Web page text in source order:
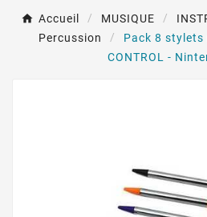
Accueil MUSIQUE
Percussion
Pack 8 stylets
CONTROL -